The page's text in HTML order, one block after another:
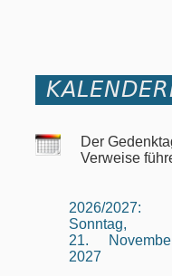
Der
Verweise
2026/2027:
Sonntag,
21.
2027